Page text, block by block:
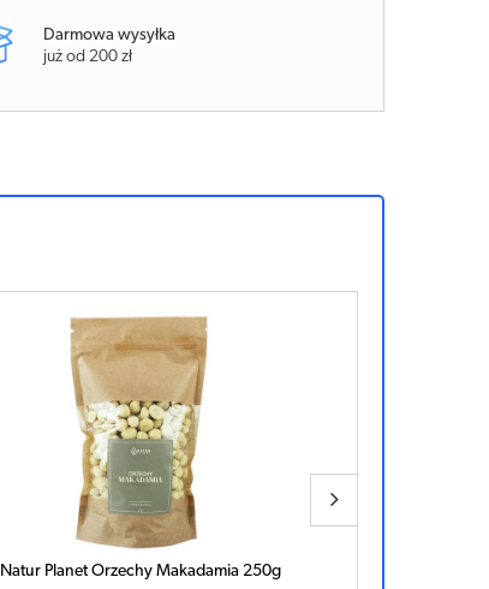
Darmowa wysyłka
już od 200 zł
Natur Planet Mieszanka Studencka 500g